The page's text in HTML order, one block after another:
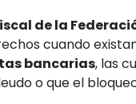
de la
cuando
bancarias, las
o que el